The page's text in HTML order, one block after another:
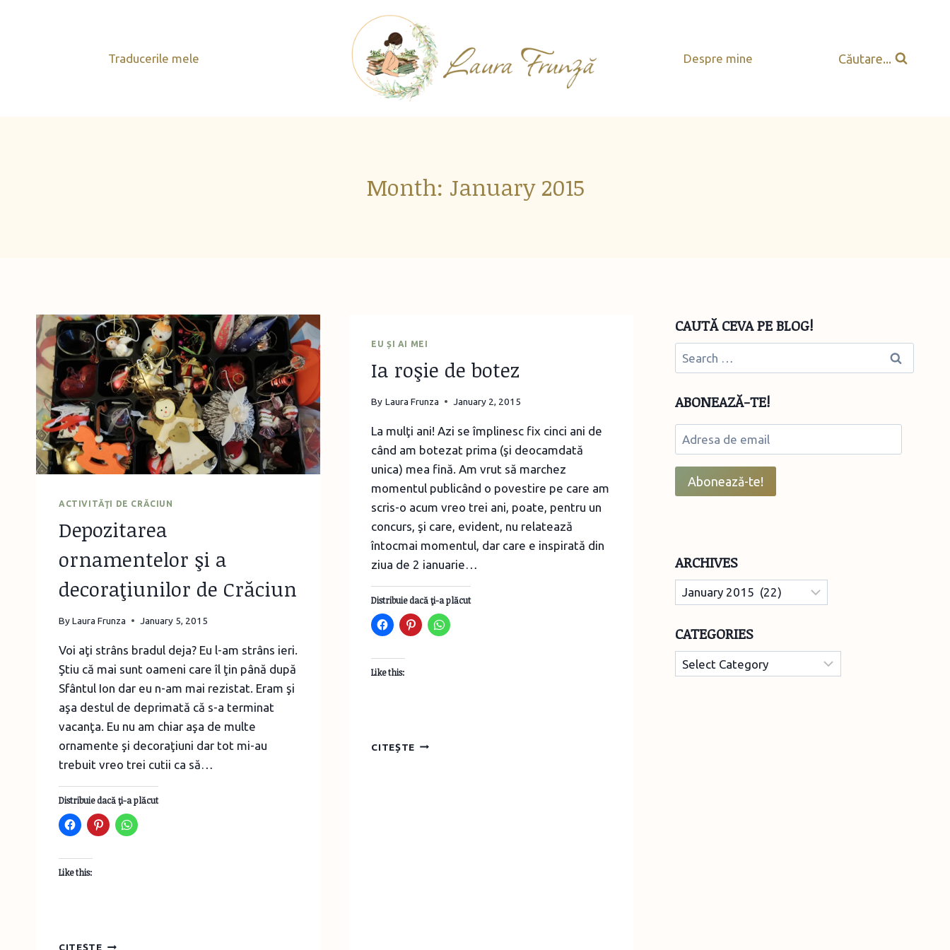
Traducerile mele
Despre mine Căutare...
Month: January 2015
ACTIVITĂŢI DE CRĂCIUN
Depozitarea
ornamentelor şi a
decoraţiunilor de Crăciun
ByLaura Frunza January 5, 2015
Voi aţi strâns bradul deja? Eu l-am strâns ieri.
Ştiu că mai sunt oameni care îl ţin până după
Sfântul Ion dar eu n-am mai rezistat. Eram şi
aşa destul de deprimată că s-a terminat
vacanţa. Eu nu am chiar aşa de multe
ornamente şi decoraţiuni dar tot mi-au
trebuit vreo trei cutii ca să…
Distribuie dacă ţi-a plăcut
Like this:
CITEȘTEDEPOZITAREA
EU ȘI AI MEI
Ia roşie de botez
By Laura Frunza January 2, 2015
La mulţi ani! Azi se împlinesc fix cinci ani de
când am botezat prima (şi deocamdată
unica) mea fină. Am vrut să marchez
momentul publicând o povestire pe care am
scris-o acum vreo trei ani, poate, pentru un
concurs, şi care, evident, nu relatează
întocmai momentul, dar care e inspirată din
ziua de 2 ianuarie…
Distribuie dacă ţi-a plăcut
Like this:
CITEȘTE
CAUTĂ CEVA PE BLOG!
Search
for:
ABONEAZĂ-TE!
Adresa
de
email
Abonează-te!
ARCHIVES
Archives
CATEGORIES
Categories